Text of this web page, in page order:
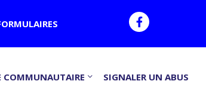
COMMUNAUTAIRE SIGNALER UN ABUS